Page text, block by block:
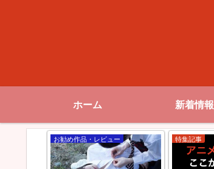
ホーム 新着情報
お勧め作品・レビュー 特集記事